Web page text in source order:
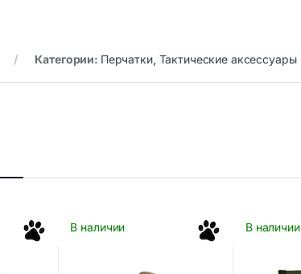
Категории: Перчатки, Тактические аксессуары
В наличии В наличии